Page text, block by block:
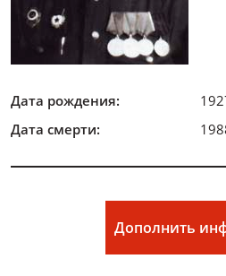
Дата рождения:
Дата смерти:
Дополнить